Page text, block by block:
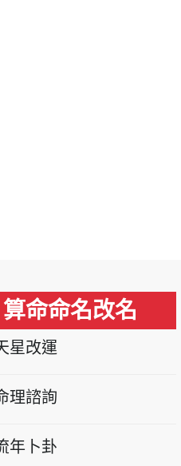
命命名改名
星改運
理諮詢
年卜卦